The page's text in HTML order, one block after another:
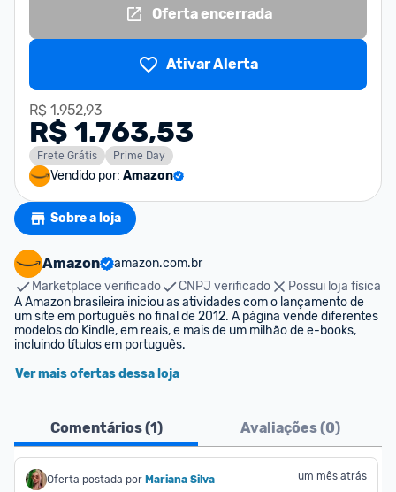
Oferta encerrada
Ativar Alerta
R$ 1.952,93
R$ 1.763,53
Frete Grátis Prime Day
Vendido por: Amazon
Sobre a loja
Amazon
amazon.com.br
Marketplace verificado
CNPJ verificado
Possui loja física
A Amazon brasileira iniciou as atividades com o lançamento de
um site em português no final de 2012. A página vende diferentes
modelos do Kindle, em reais, e mais de um milhão de e-books,
incluindo títulos em português.
Ver mais ofertas dessa loja
Comentários (1) Avaliações (0)
Oferta postada por Mariana Silva um mês atrás